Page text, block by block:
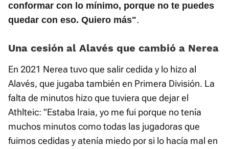
conformar con lo mínimo, porque no te puedes
quedar con eso. Quiero más".
Una cesión al Alavés que cambió a Nerea
En 2021 Nerea tuvo que salir cedida y lo hizo al
Alavés, que jugaba también en Primera División. La
falta de minutos hizo que tuviera que dejar el
Athlteic: "Estaba Iraia, yo me fui porque no tenía
muchos minutos como todas las jugadoras que
fuimos cedidas y atenía miedo por si lo hacía mal en